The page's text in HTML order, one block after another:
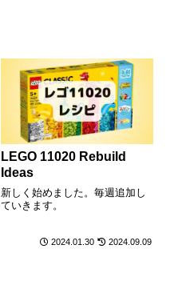
LEGO 11020 Rebuild
Ideas
新しく始めました。毎週追加し
ていきます。
2024.01.30 2024.09.09